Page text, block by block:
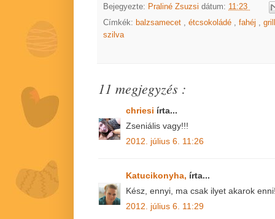
Bejegyezte: Praliné Zsuzsi dátum: 11:23
Címkék: balzsamecet , étcsokoládé , fahéj ,
szilva
11 megjegyzés :
chriesi írta...
Zseniális vagy!!!
2012. július 6. 11:26
Katucikonyha, írta...
Kész, ennyi, ma csak ilyet akarok
2012. július 6. 11:29